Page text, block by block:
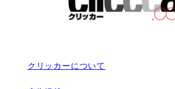
クリッカーについて